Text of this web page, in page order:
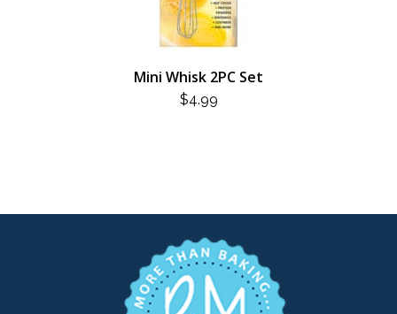
Mini Whisk 2PC Set
$4.99